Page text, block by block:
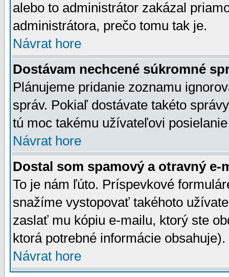
alebo to administrátor zakázal
administrátora, prečo tomu tak je.
Návrat hore
Dostávam nechcené súkromné
Plánujeme pridanie zoznamu
správ. Pokiaľ dostávate takéto
tú moc takému užívateľovi
Návrat hore
Dostal som spamový a otravný e-
To je nám ľúto. Príspevkové
snažíme vystopovať takéhoto
zaslať mu kópiu e-mailu, ktorý ste
ktorá potrebné informácie
Návrat hore